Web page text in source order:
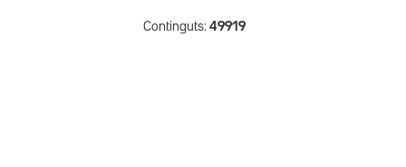
Continguts: 49919